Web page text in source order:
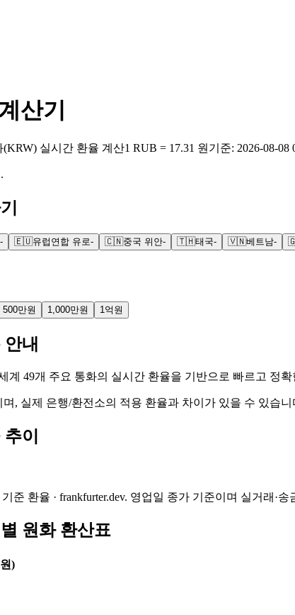
산기
실시간 환율 계산1 RUB = 17.31 원 기준: 2026-08-08
- 🇪🇺유럽연합 유로- 🇨🇳중국 위안- 🇹🇭태국- 🇻🇳베트남-
500만원 1,000만원 1억원
내
계 49개 주요 통화의 실시간 환율을 기반으로 빠르고 정
, 실제 은행/환전소의 적용 환율과 차이가 있을 수 있습니
이
준 환율 · frankfurter.dev. 영업일 종가 기준이며 실거래·
원화 환산표
)